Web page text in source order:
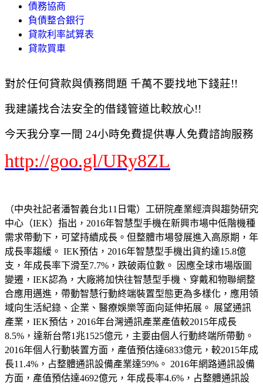
債務協商
負債整合銀行
貸款利率試算表
貸款買車
對於任何貸款與債務問題 千萬不要找地下錢莊!!
我建議找合法安全的借錢管道比較放心!!
今天我分享一間 24小時免費提供專人免費諮詢服務
http://goo.gl/URy8ZL
（中央社記者潘智義台北11日電）工研院產業經濟與趨勢研究
中心（IEK）指出，2016年智慧型手機在新興市場中低階機種
需求帶動下，可望持續成長。但整體市場發展進入高原期，年
成長率趨緩。 IEK預估，2016年智慧型手機出貨約達15.8億
支，年成長率下滑至7.7%，跌破兩位數。 因應全球市場版圖
變遷，IEK認為，大廠將加快往智慧型手機、穿戴和物聯網整
合應用邁進，帶動智慧行動終端裝置型態更為多樣化，應用領
域向生活紀錄、企業、醫療娛樂等面向延伸拓展。 展望通訊
產業，IEK預估，2016年台灣通訊產業產值較2015年成長
8.5%，達新台幣1兆1525億元，主要由個人行動終端所帶動。
2016年個人行動裝置方面，產值預估達6833億元，較2015年成
長11.4%，占整體通訊設備產業達59%。 2016年網路通訊設備
方面，產值預估達4692億元，年成長率4.6%，占整體通訊設